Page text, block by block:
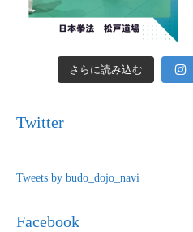
さらに読み込む
Twitter
Tweets by budo_dojo_navi
Facebook